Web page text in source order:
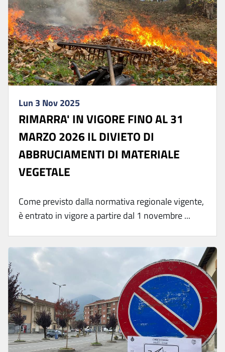
Lun 3 Nov 2025
RIMARRA' IN VIGORE FINO AL 31
MARZO 2026 IL DIVIETO DI
ABBRUCIAMENTI DI MATERIALE
VEGETALE
Come previsto dalla normativa regionale vigente,
è entrato in vigore a partire dal 1 novembre ...